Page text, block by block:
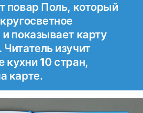
повар Поль, который
показывает карту
изучит
кухни 10 стран,
карте.